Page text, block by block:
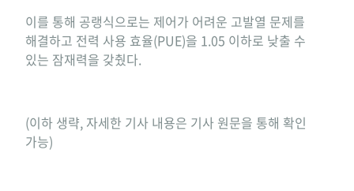
이를 통해 공랭식으로는 제어가 어려운 고발열 문제를
해결하고 전력 사용 효율(PUE)을 1.05 이하로 낮출 수
있는 잠재력을 갖췄다.
(이하 생략, 자세한 기사 내용은 기사 원문을 통해 확인
가능)